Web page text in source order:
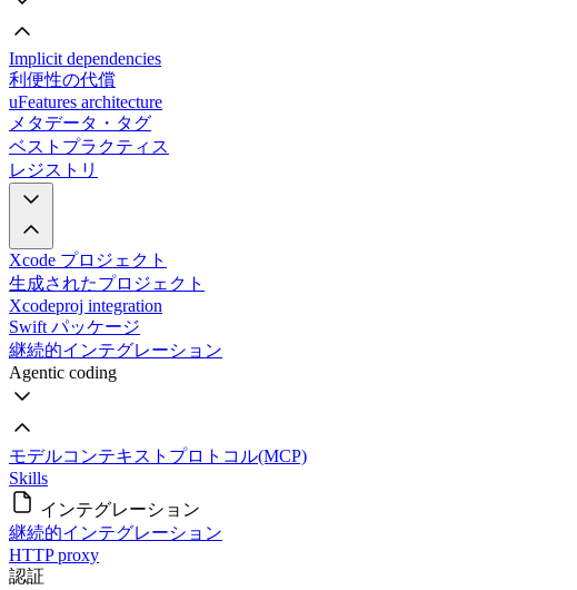
Implicit dependencies
利便性の代償
uFeatures architecture
メタデータ・タグ
ベストプラクティス
レジストリ
Xcode プロジェクト
生成されたプロジェクト
Xcodeproj integration
Swift パッケージ
継続的インテグレーション
Agentic coding
モデルコンテキストプロトコル(MCP)
Skills
インテグレーション
継続的インテグレーション
HTTP proxy
認証